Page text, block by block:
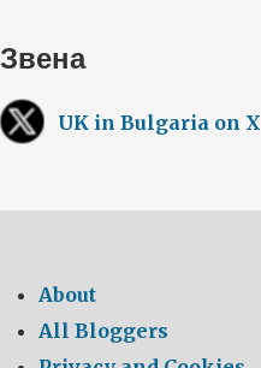
Звена
UK in Bulgaria on X
About
All Bloggers